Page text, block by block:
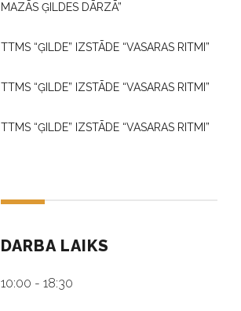
MAZĀS ĢILDES DĀRZĀ”
TTMS “ĢILDE” IZSTĀDE “VASARAS RITMI”
TTMS “ĢILDE” IZSTĀDE “VASARAS RITMI”
TTMS “ĢILDE” IZSTĀDE “VASARAS RITMI”
DARBA LAIKS
10:00 - 18:30